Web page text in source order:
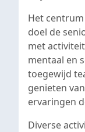
Het
doel de
met
mentaal en
toegewijd
genieten
ervaringen
Diverse